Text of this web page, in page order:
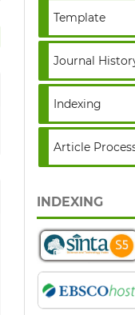
Template
Journal
Indexing
Article
INDEXING